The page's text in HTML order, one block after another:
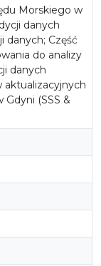
Morskiego w
danych
danych; Część
do analizy
danych
(SSS &